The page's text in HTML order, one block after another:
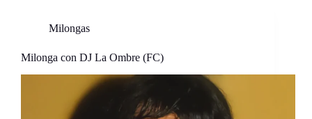
Milongas
Milonga con DJ La Ombre (FC)